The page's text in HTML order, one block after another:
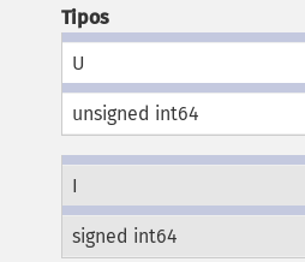
Tipos
U
unsigned int64
I
signed int64